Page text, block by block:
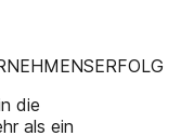
die
als ein